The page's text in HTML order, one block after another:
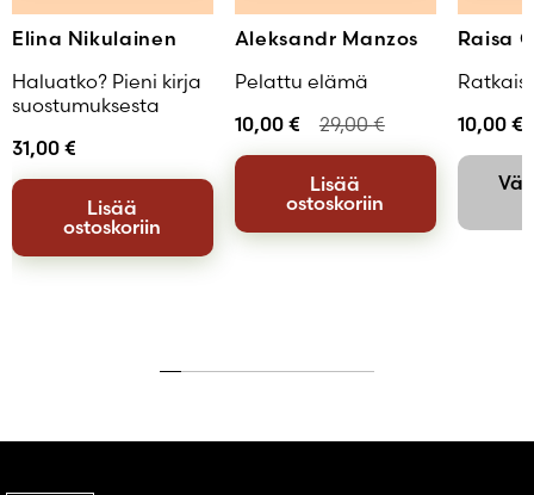
Elina Nikulainen
Haluatko? Pieni kirja
suostumuksesta
31,00 €
Lisää
ostoskoriin
Aleksandr Manzos
Pelattu elämä
10,00 € 29,00€
Lisää
ostoskoriin
Raisa
10,00 €